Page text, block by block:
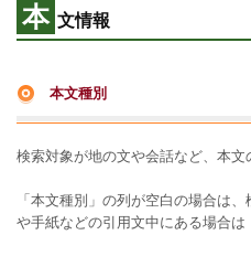
本 文情報
本文種別
検索対象が地の文や会話など、本
「本文種別」の列が空白の場合は
や手紙などの引用文中にある場合